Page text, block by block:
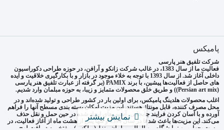
پامیکس
شرکت تلفیق هنر پارسی
فعالیت ما از سال 1383، در غالب شرکت زانکو و آرافن، در حوزه طراحی دکوراسیون
داخلی آغاز شد. از سال 1393 با توجه به خلاء موجود در بازار و با بکارگیری خلاقیت و ایده
های حاصل از فعالیت‌ها پیشین، با برند PAMIX (بر گرفته از عبارت تلفیق هنر پارسی
(Persian art mix)) و طریق خلق محصولات متمایز و زیبا، به حوزه مبلمان وارد شدیم.
اغلب محصولات هلدینگ پامیکس، برای اولین بار در کشور طراحی و تولید شده‌اند و در
محل مصرف کننده، قابل مونتاژ هستند. این مزیت امکان بسته بندی مسطح آنها را فراهم
آورده و با آسان کردن فرایند جابجایی، آسیب‌های ایجاد شده در حین حمل و نقل حذف
می‌کند. این مزیت‌ها باعث شد تا در سال 1394 و تنها پس از هشت ماه از آغاز فعالیت، در
بیست‌وچهارمین نمایشگاه بین المللی مبلمان منزل(مبلکس)، مفتخر به دریافت لوح
نمایش بیشتر